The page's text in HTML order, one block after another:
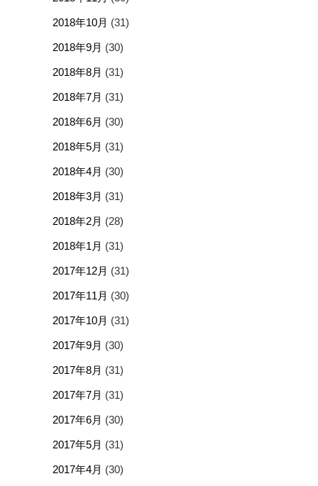
2018年10月 (31)
2018年9月 (30)
2018年8月 (31)
2018年7月 (31)
2018年6月 (30)
2018年5月 (31)
2018年4月 (30)
2018年3月 (31)
2018年2月 (28)
2018年1月 (31)
2017年12月 (31)
2017年11月 (30)
2017年10月 (31)
2017年9月 (30)
2017年8月 (31)
2017年7月 (31)
2017年6月 (30)
2017年5月 (31)
2017年4月 (30)